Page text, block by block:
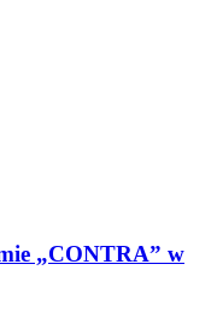
„CONTRA” w